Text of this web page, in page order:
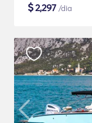
$2,297 /dia